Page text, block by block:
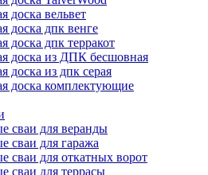
доска вельвет
доска дпк венге
доска дпк терракот
доска из ДПК бесшовная
доска из дпк серая
доска комплектующие
сваи для веранды
сваи для гаража
сваи для откатных ворот
сваи для террасы